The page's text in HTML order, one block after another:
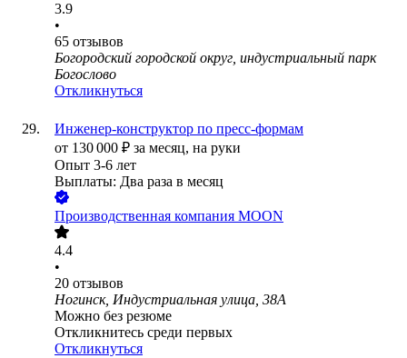
3.9
•
65 отзывов
Богородский городской округ, индустриальный парк
Богослово
Откликнуться
Инженер-конструктор по пресс-формам
от 130 000 ₽ за месяц, на руки
Опыт 3-6 лет
Выплаты: Два раза в месяц
Производственная компания MOON
4.4
•
20 отзывов
Ногинск, Индустриальная улица, 38А
Можно без резюме
Откликнитесь среди первых
Откликнуться